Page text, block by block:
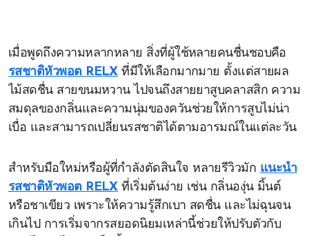
เมื่อพูดถึงความหลากหลาย สิ่งที่ผู้ใช้หลายคนชื่นชอบคือ
รสชาติหัวพอต RELXที่มีให้เลือกมากมาย ตั้งแต่สายผล
ไม้สดชื่น สายขนมหวาน ไปจนถึงสายยาสูบคลาสสิก ความ
สมดุลของกลิ่นและความนุ่มของควันช่วยให้การสูบไม่น่า
เบื่อ และสามารถเปลี่ยนรสชาติได้ตามอารมณ์ในแต่ละวัน
สำหรับมือใหม่หรือผู้ที่กำลังตัดสินใจ หลายรีวิวมัก แนะนำ
รสชาติหัวพอต RELXที่เริ่มต้นง่าย เช่น กลิ่นองุ่น มิ้นต์
หรือชาเขียว เพราะให้ความรู้สึกเบา สดชื่น และไม่ฉุนจน
เกินไป การเริ่มจากรสยอดนิยมเหล่านี้ช่วยให้ปรับตัวกับ